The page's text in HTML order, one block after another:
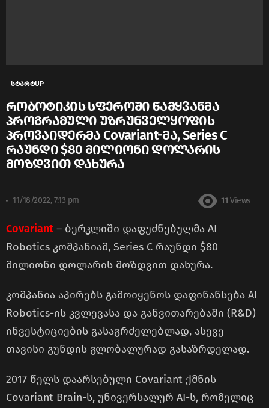
სტარტUP
რობოტიკის სფეროში წამყვანმა
პროგრამული უზრუნველყოფის
პროვაიდერმა Covariant-მა, Series C
რაუნდი $80 მილიონი დოლარის
მოზდვით დახურა
11/18/2022, 7:13 pm 11 Views
Covariant – ბერკლიში დაფუძნებულმა AI
Robotics კომპანიამ, Series C რაუნდი $80
მილიონი დოლარის მოზდვით დახურა.
კომპანია აპირებს გამოიყენოს დაფინანსება AI
Robotics-ის კვლევასა და განვითარებაში (R&D)
ინვესტიციების გასაგრძელებლად, ასევე
თავისი გუნდის გლობალურად გასაზრდელად.
2017 წელს დაარსებული Covariant ქმნის
Covariant Brain-ს, უნივერსალურ AI-ს, რომელიც